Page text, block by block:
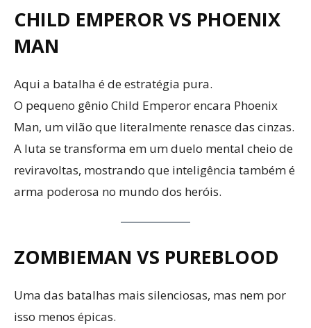
CHILD EMPEROR VS PHOENIX
MAN
Aqui a batalha é de estratégia pura.
O pequeno gênio Child Emperor encara Phoenix
Man, um vilão que literalmente renasce das cinzas.
A luta se transforma em um duelo mental cheio de
reviravoltas, mostrando que inteligência também é
arma poderosa no mundo dos heróis.
ZOMBIEMAN VS PUREBLOOD
Uma das batalhas mais silenciosas, mas nem por
isso menos épicas.